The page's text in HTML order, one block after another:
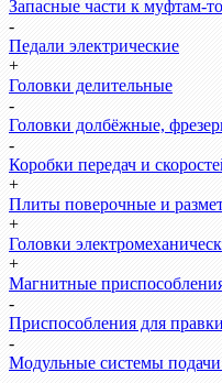
Запасные части к муфтам-
-
Педали электрические
+
Головки делительные
-
Головки долбёжные,
-
Коробки передач и
+
Плиты поверочные и
+
Головки
+
Магнитные
-
Приспособления для
-
Модульные системы